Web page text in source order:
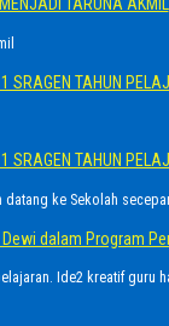
1 SRAGEN TAHUN
1 SRAGEN TAHUN
ke Sekolah
dalam Program
Ide2 kreatif guru